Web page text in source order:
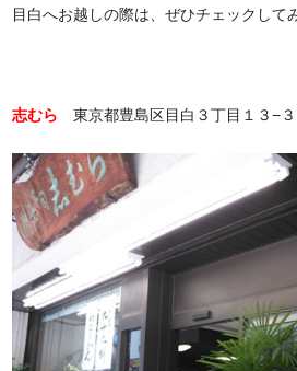
目白へお越しの際は、ぜひチェックして
志むら 東京都豊島区目白３丁目１３−３